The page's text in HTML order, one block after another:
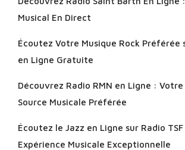
Musical En Direct
Écoutez Votre Musique Rock Préférée
en Ligne Gratuite
Découvrez Radio RMN en Ligne :
Source Musicale Préférée
Écoutez le Jazz en Ligne sur Radio
Expérience Musicale Exceptionnelle